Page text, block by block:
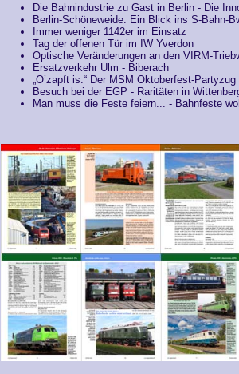
Die Bahnindustrie zu Gast in Berlin - Die
Berlin-Schöneweide: Ein Blick ins S-Bahn-
Immer weniger 1142er im Einsatz
Tag der offenen Tür im IW Yverdon
Optische Veränderungen an den VIRM-
Ersatzverkehr Ulm - Biberach
„O’zapft is.“ Der MSM Oktoberfest-
Besuch bei der EGP - Raritäten in
Man muss die Feste feiern... - Bahnfeste